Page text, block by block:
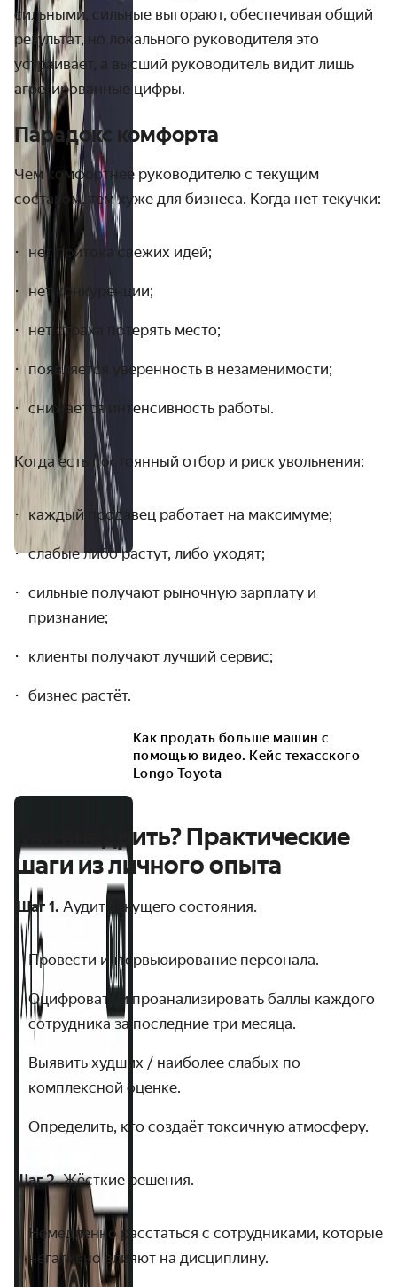
сильными, сильные выгорают, обеспечивая общий
результат, но локального руководителя это
устраивает, а высший руководитель видит лишь
агрегированные цифры.
Парадокс комфорта
Чем комфортнее руководителю с текущим
составом, тем хуже для бизнеса. Когда нет текучки:
нет притока свежих идей;
нет конкуренции;
нет страха потерять место;
появляется уверенность в незаменимости;
снижается интенсивность работы.
Когда есть постоянный отбор и риск увольнения:
каждый продавец работает на максимуме;
слабые либо растут, либо уходят;
сильные получают рыночную зарплату и
признание;
клиенты получают лучший сервис;
бизнес растёт.
Как продать больше машин с
помощью видео. Кейс техасского
Longo Toyota
Как внедрить? Практические
шаги из личного опыта
Шаг 1. Аудит текущего состояния.
Провести интервьюирование персонала.
Оцифровать и проанализировать баллы каждого
сотрудника за последние три месяца.
Выявить худших / наиболее слабых по
комплексной оценке.
Определить, кто создаёт токсичную атмосферу.
Шаг 2.Жёсткие решения.
Немедленно расстаться с сотрудниками, которые
негативно влияют на дисциплину.